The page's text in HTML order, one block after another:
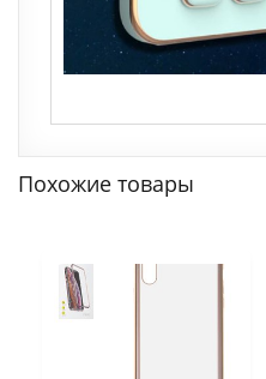
Похожие товары